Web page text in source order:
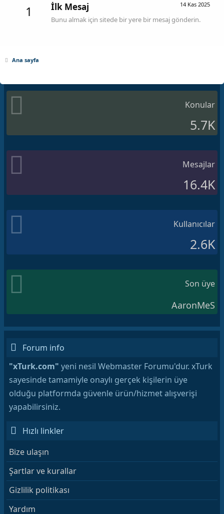
1 14 Kas 2025
İlk Mesaj
Bunu almak için sitede bir yere bir mesaj gönderin.
Ana sayfa
Konular
5.7K
Mesajlar
16.4K
Kullanıcılar
2.6K
Son üye
AaronMeS
Forum info
"xTurk.com" yeni nesil Webmaster Forumu'dur. xTurk
sayesinde tamamiyle onaylı gerçek kişilerin üye
olduğu platformda güvenle ürün/hizmet alışverişi
yapabilirsiniz.
Hızlı linkler
Bize ulaşın
Şartlar ve kurallar
Gizlilik politikası
Yardım